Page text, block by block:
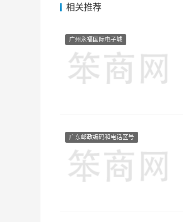
相关推荐
广州永福国际电子城
广东邮政编码和电话区号